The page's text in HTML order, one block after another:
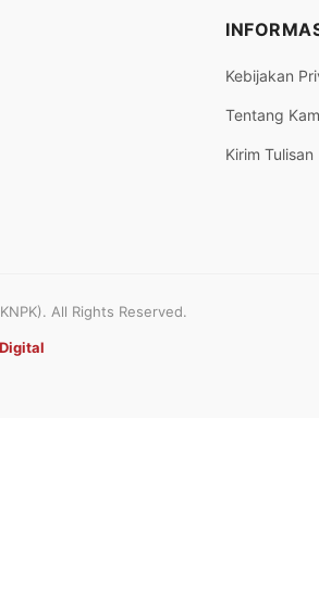
Kebijakan
Tentang
Kirim Tulisan
All Rights Reserved.